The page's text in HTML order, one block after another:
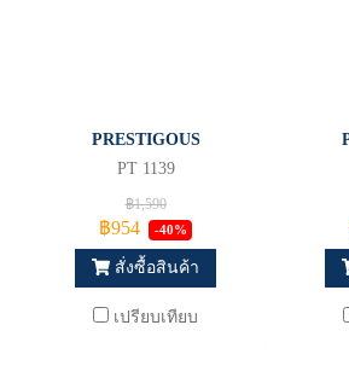
PRESTIGOUS
PT 1139
฿1,590
฿954 -40%
สั่งซื้อสินค้า
เปรียบเทียบ